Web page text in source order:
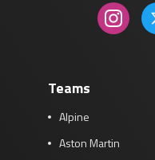
GP ABU DHABI 2026
Kwalificatie
Teams
Alpine
Aston Martin